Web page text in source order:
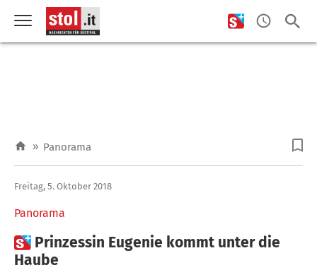
» Panorama
Panorama
Freitag, 5. Oktober 2018
 Prinzessin Eugenie kommt unter die
Haube